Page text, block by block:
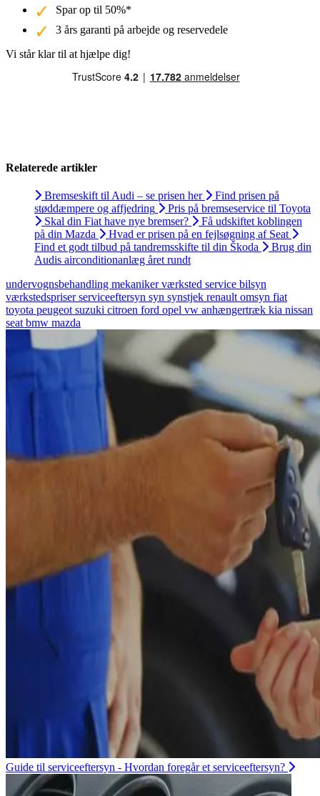
Spar op til 50%*
3 års garanti på arbejde og reservedele
Vi står klar til at hjælpe dig!
Relaterede artikler
Bremseskift til Audi – se prisen her
Find prisen på
støddæmpere og affjedring
Pris på bremseservice til Toyota
Skal din Fiat have nye bremser?
Få udskiftet koblingen
på din Mazda
Hvad er prisen på en fejlsøgning af Seat
Find et godt tilbud på tandremsskifte til din Škoda
Brug din
Audis airconditionanlæg året rundt
undervognsbehandling mekanikerværksted service bilsyn
værkstedspriserserviceeftersyn syn synstjek renaultomsyn fiat
toyota peugeotsuzuki citroen ford opel vw anhængertræk kia nissan
seatbmw mazda
Guide til serviceeftersyn - Hvordan foregår et serviceeftersyn?